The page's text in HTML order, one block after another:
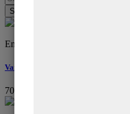
Emmeli Hultqvist
Varelse
700